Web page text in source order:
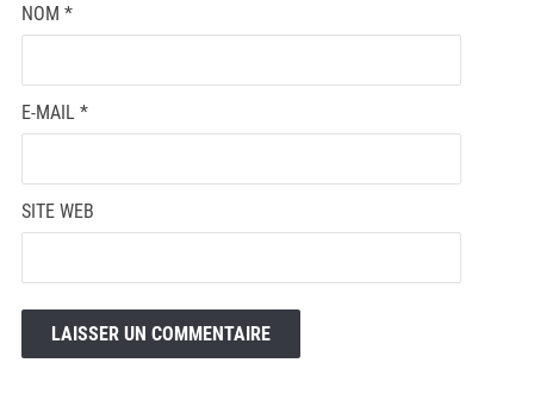
NOM *
E-MAIL *
SITE WEB